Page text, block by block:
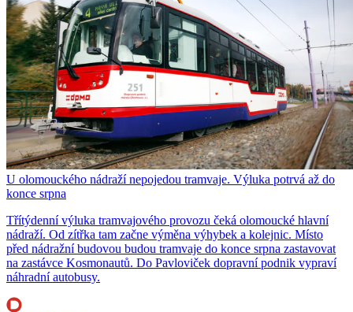
U olomouckého nádraží nepojedou tramvaje. Výluka potrvá až do
konce srpna
Třítýdenní výluka tramvajového provozu čeká olomoucké hlavní
nádraží. Od zítřka tam začne výměna výhybek a kolejnic. Místo
před nádražní budovou budou tramvaje do konce srpna zastavovat
na zastávce Kosmonautů. Do Pavloviček dopravní podnik vypraví
náhradní autobusy.